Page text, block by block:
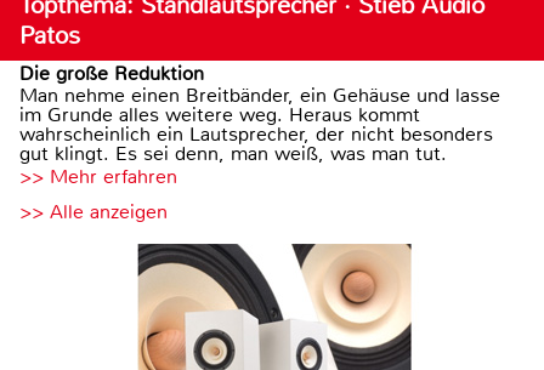
Patos
Die große Reduktion
Man nehme einen Breitbänder, ein Gehäuse und lasse
im Grunde alles weitere weg. Heraus kommt
wahrscheinlich ein Lautsprecher, der nicht besonders
gut klingt. Es sei denn, man weiß, was man tut.
>> Mehr erfahren
>> Alle anzeigen